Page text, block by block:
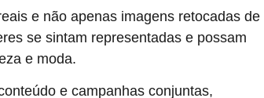
e não apenas imagens retocadas de
se sintam representadas e possam
e moda.
e campanhas conjuntas,